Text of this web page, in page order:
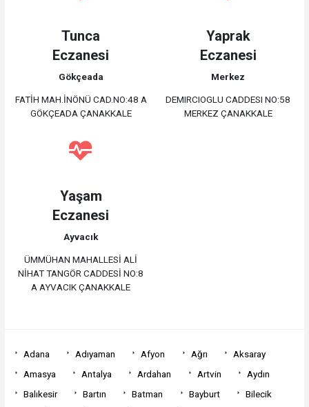
Tunca
Eczanesi
Gökçeada
FATİH MAH.İNÖNÜ CAD.NO:48 A
GÖKÇEADA ÇANAKKALE
Yaprak
Eczanesi
Merkez
DEMIRCIOGLU CADDESI NO:58
MERKEZ ÇANAKKALE
Yaşam
Eczanesi
Ayvacık
ÜMMÜHAN MAHALLESİ ALİ
NİHAT TANGÖR CADDESİ NO:8
A AYVACIK ÇANAKKALE
Adana Adıyaman Afyon Ağrı
Aksaray
Amasya
Antalya Ardahan Artvin
Aydın
Balıkesir
Bartın Batman Bayburt
Bilecik